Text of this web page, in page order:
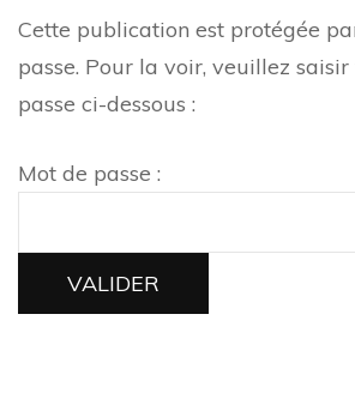
Cette publication est protégée
passe. Pour la voir, veuillez
passe ci-dessous :
Mot de passe :